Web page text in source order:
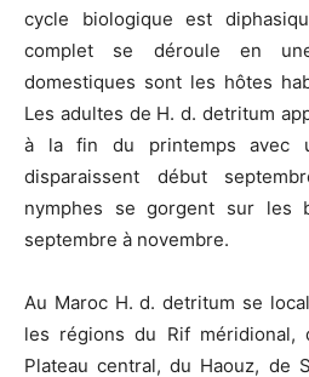
cycle biologique est
complet se déroule en
domestiques sont les hôtes
Les adultes de H. d. detritum
à la fin du printemps avec
disparaissent début
nymphes se gorgent sur les
septembre à novembre.
Au Maroc H. d. detritum se
les régions du Rif méridional,
Plateau central, du Haouz, de